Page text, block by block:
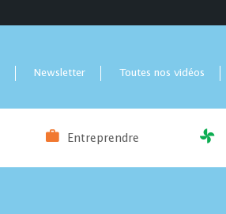
Newsletter Toutes nos vidéos
Entreprendre